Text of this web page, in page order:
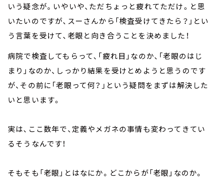
いう疑念が。いやいや、ただちょっと疲れてただけ。と思
いたいのですが、スーさんから「検査受けてきたら？」とい
う言葉を受けて、老眼と向き合うことを決めました！
病院で検査してもらって、「疲れ目」なのか、「老眼のはじ
まり」なのか、しっかり結果を受けとめようと思うのです
が、その前に「老眼って何？」という疑問をまずは解決した
いと思います。
実は、ここ数年で、定義やメガネの事情も変わってきてい
るそうなんです！
そもそも「老眼」とはなにか。どこからが「老眼」なのか。